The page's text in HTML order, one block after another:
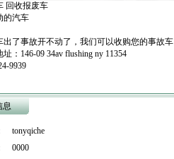
回收报废车
的汽车
出了事故开不动了，我们可以收购您的事故车
：146-09 34av flushing ny 11354
9939
息
tonyqiche
0000